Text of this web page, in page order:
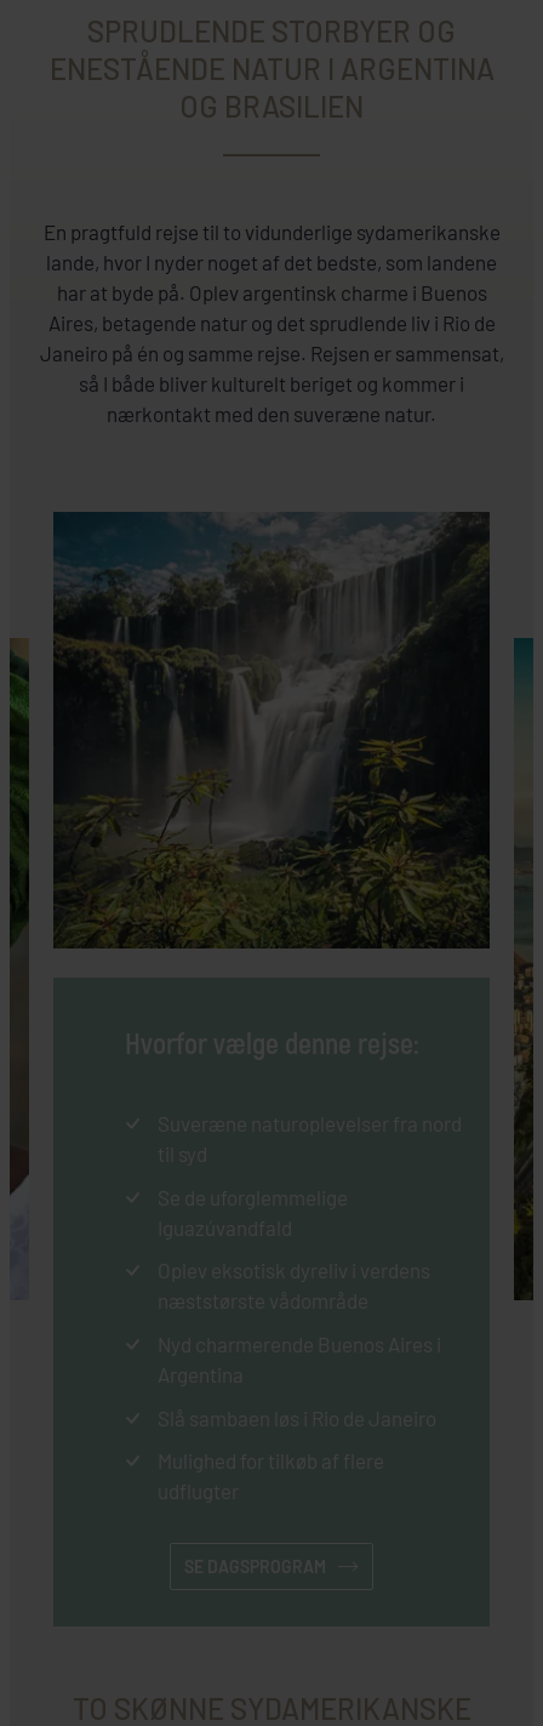
SPRUDLENDE STORBYER OG
ENESTÅENDE NATUR I ARGENTINA
OG BRASILIEN
En pragtfuld rejse til to vidunderlige sydamerikanske
lande, hvor I nyder noget af det bedste, som landene
har at byde på. Oplev argentinsk charme i Buenos
Aires, betagende natur og det sprudlende liv i Rio de
Janeiro på én og samme rejse. Rejsen er sammensat,
så I både bliver kulturelt beriget og kommer i
nærkontakt med den suveræne natur.
Hvorfor vælge denne rejse:
Suveræne naturoplevelser fra nord
til syd
Se de uforglemmelige
Iguazúvandfald
Oplev eksotisk dyreliv i verdens
næststørste vådområde
Nyd charmerende Buenos Aires i
Argentina
Slå sambaen løs i Rio de Janeiro
Mulighed for tilkøb af flere
udflugter
SE DAGSPROGRAM
TO SKØNNE SYDAMERIKANSKE